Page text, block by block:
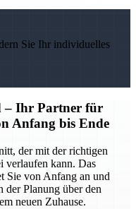
Sie Ihr individuelles
– Ihr Partner für
Anfang bis Ende
der mit der richtigen
verlaufen kann. Das
Sie von Anfang an und
Planung über den
neuen Zuhause.